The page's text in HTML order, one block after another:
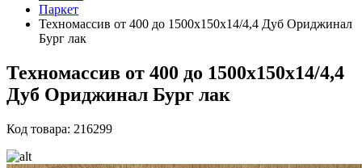
Паркет
Техномассив от 400 до 1500х150х14/4,4 Дуб Ориджинал
Бург лак
Техномассив от 400 до 1500х150х14/4,4
Дуб Ориджинал Бург лак
Код товара: 216299